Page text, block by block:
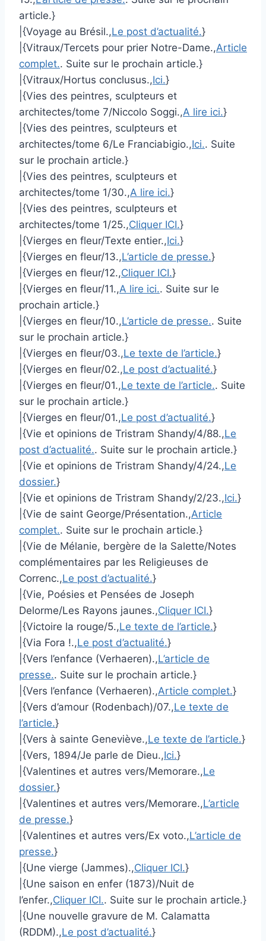
article.}
|{Voyage au Brésil.,Le post d’actualité.}
|{Vitraux/Tercets pour prier Notre-Dame.,Article
complet.. Suite sur le prochain article.}
|{Vitraux/Hortus conclusus.,Ici.}
|{Vies des peintres, sculpteurs et
architectes/tome 7/Niccolo Soggi.,A lire ici.}
|{Vies des peintres, sculpteurs et
architectes/tome 6/Le Franciabigio.,Ici.. Suite
sur le prochain article.}
|{Vies des peintres, sculpteurs et
architectes/tome 1/30.,A lire ici.}
|{Vies des peintres, sculpteurs et
architectes/tome 1/25.,Cliquer ICI.}
|{Vierges en fleur/Texte entier.,Ici.}
|{Vierges en fleur/13.,L’article de presse.}
|{Vierges en fleur/12.,Cliquer ICI.}
|{Vierges en fleur/11.,A lire ici.. Suite sur le
prochain article.}
|{Vierges en fleur/10.,L’article de presse.. Suite
sur le prochain article.}
|{Vierges en fleur/03.,Le texte de l’article.}
|{Vierges en fleur/02.,Le post d’actualité.}
|{Vierges en fleur/01.,Le texte de l’article.. Suite
sur le prochain article.}
|{Vierges en fleur/01.,Le post d’actualité.}
|{Vie et opinions de Tristram Shandy/4/88.,Le
post d’actualité.. Suite sur le prochain article.}
|{Vie et opinions de Tristram Shandy/4/24.,Le
dossier.}
|{Vie et opinions de Tristram Shandy/2/23.,Ici.}
|{Vie de saint George/Présentation.,Article
complet.. Suite sur le prochain article.}
|{Vie de Mélanie, bergère de la Salette/Notes
complémentaires par les Religieuses de
Correnc.,Le post d’actualité.}
|{Vie, Poésies et Pensées de Joseph
Delorme/Les Rayons jaunes.,Cliquer ICI.}
|{Victoire la rouge/5.,Le texte de l’article.}
|{Via Fora !.,Le post d’actualité.}
|{Vers l’enfance (Verhaeren).,L’article de
presse.. Suite sur le prochain article.}
|{Vers l’enfance (Verhaeren).,Article complet.}
|{Vers d’amour (Rodenbach)/07.,Le texte de
l’article.}
|{Vers à sainte Geneviève.,Le texte de l’article.}
|{Vers, 1894/Je parle de Dieu.,Ici.}
|{Valentines et autres vers/Memorare.,Le
dossier.}
|{Valentines et autres vers/Memorare.,L’article
de presse.}
|{Valentines et autres vers/Ex voto.,L’article de
presse.}
|{Une vierge (Jammes).,Cliquer ICI.}
|{Une saison en enfer (1873)/Nuit de
l’enfer.,Cliquer ICI.. Suite sur le prochain article.}
|{Une nouvelle gravure de M. Calamatta
(RDDM).,Le post d’actualité.}